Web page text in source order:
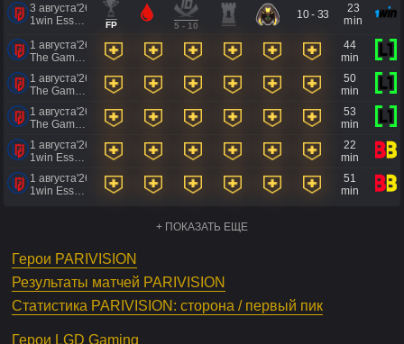
3 августа'26
FP 5 - 10
10 - 33
23
min
1 августа'26
44
min
1 августа'26
50
min
1 августа'26
53
min
1 августа'26
22
min
1 августа'26
51
min
+ ПОКАЗАТЬ ЕЩЕ
Герои PARIVISION
Результаты матчей PARIVISION
Статистика PARIVISION: сторона / первый пик
Герои LGD Gaming